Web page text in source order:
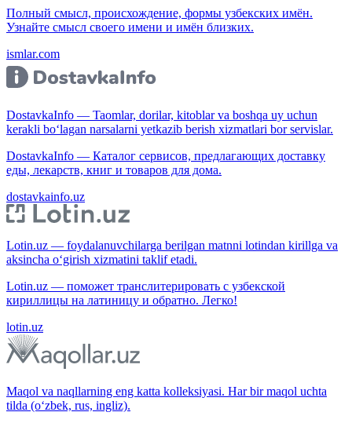
Полный смысл, происхождение, формы узбекских имён.
Узнайте смысл своего имени и имён близких.
ismlar.com
DostavkaInfo — Taomlar, dorilar, kitoblar va boshqa uy uchun
kerakli bo‘lagan narsalarni yetkazib berish xizmatlari bor servislar.
DostavkaInfo — Каталог сервисов, предлагающих доставку
еды, лекарств, книг и товаров для дома.
dostavkainfo.uz
Lotin.uz — foydalanuvchilarga berilgan matnni lotindan kirillga va
aksincha o‘girish xizmatini taklif etadi.
Lotin.uz — поможет транслитерировать с узбекской
кириллицы на латиницу и обратно. Легко!
lotin.uz
Maqol va naqllarning eng katta kolleksiyasi. Har bir maqol uchta
tilda (o‘zbek, rus, ingliz).